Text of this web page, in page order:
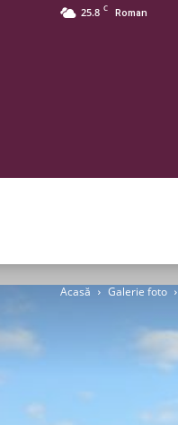
25.8 C Roman
Acasă Galerie foto